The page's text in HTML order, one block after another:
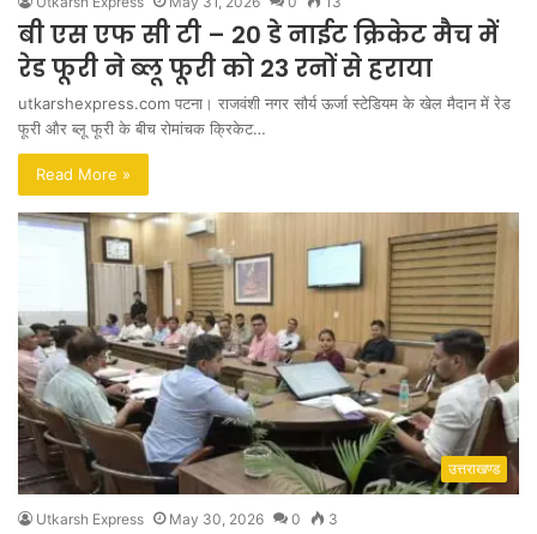
बी एस एफ सी टी – 20 डे नाईट क्रिकेट मैच में
रेड फूरी ने ब्लू फूरी को 23 रनों से हराया
utkarshexpress.com पटना। राजवंशी नगर सौर्य ऊर्जा स्टेडियम के खेल मैदान में रेड
फूरी और ब्लू फूरी के बीच रोमांचक क्रिकेट…
Read More »
उत्तराखण्ड
Utkarsh Express May 30, 2026 0 3